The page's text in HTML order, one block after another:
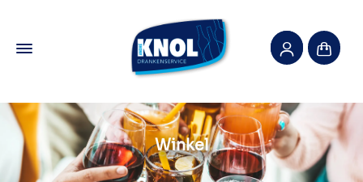
Winkel